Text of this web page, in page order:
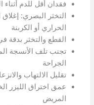
فقدان أقل للدم أثناء
التخثر البصري: إغلاق
الحراري أو الكربنة
القطع والتخثر بدقة
تجنب تلف الأنسجة
الجراحة
تقليل الالتهاب
عمق اختراق الليزر
المريض